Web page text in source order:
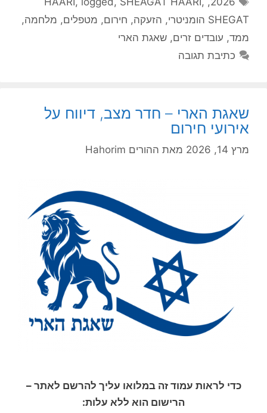
SHEGAT הומניטרי
, הזעקה, חירום, מטפלים, מלחמה,
ממד, עובדים זרים, שאגת הארי
כתיבת תגובה
שאגת הארי – חדר מצב, דיווח על
אירועי חירום
מרץ 14, 2026 מאת ההורים Hahorim
כדי לראות עמוד זה במלואו עליך להרשם לאתר –
הרישום הוא ללא עלות: